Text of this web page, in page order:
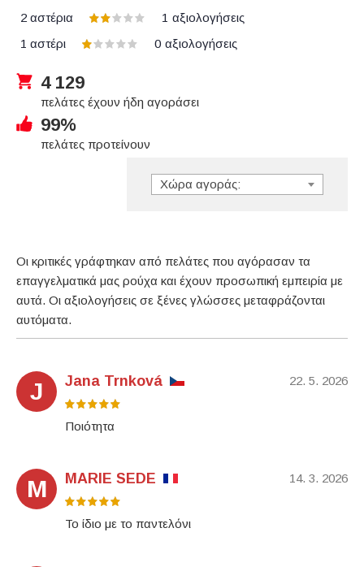
2 αστέρια
1 αξιολογήσεις
1 αστέρι
0 αξιολογήσεις
4 129
πελάτες έχουν ήδη αγοράσει
99%
πελάτες προτείνουν
Χώρα αγοράς:
Οι κριτικές γράφτηκαν από πελάτες που αγόρασαν τα
επαγγελματικά μας ρούχα και έχουν προσωπική εμπειρία με
αυτά. Οι αξιολογήσεις σε ξένες γλώσσες μεταφράζονται
αυτόματα.
J 22. 5. 2026
Jana Trnková
Ποιότητα
M 14. 3. 2026
MARIE SEDE
Το ίδιο με το παντελόνι